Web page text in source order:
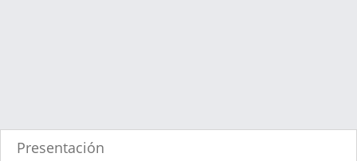
Presentación